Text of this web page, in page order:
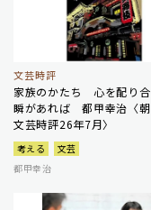
文芸時評
家族のかたち 心を配り
瞬があれば 都甲幸治〈
文芸時評26年7月〉
考える
文芸
都甲幸治